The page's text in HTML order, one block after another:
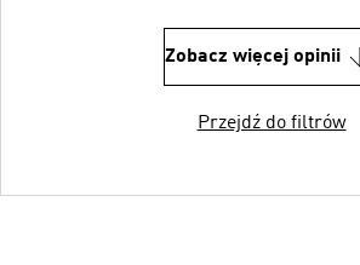
Zobacz więcej opinii
Przejdź do filtrów